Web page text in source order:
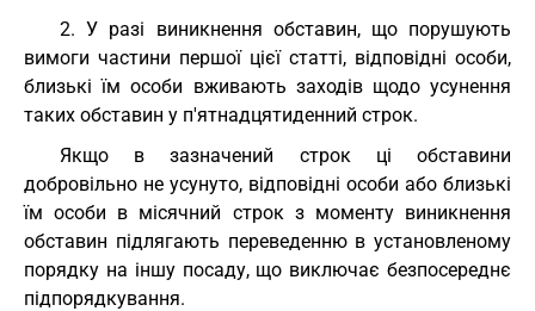
2. У разі виникнення обставин, що порушують
вимоги частини першої цієї статті, відповідні особи,
близькі їм особи вживають заходів щодо усунення
таких обставин у п'ятнадцятиденний строк.
Якщо в зазначений строк ці обставини
добровільно не усунуто, відповідні особи або близькі
їм особи в місячний строк з моменту виникнення
обставин підлягають переведенню в установленому
порядку на іншу посаду, що виключає безпосереднє
підпорядкування.